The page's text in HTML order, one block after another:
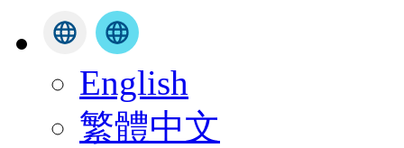
English
繁體中文